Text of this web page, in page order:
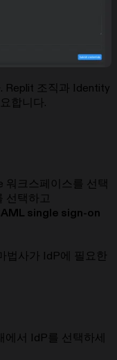
Replit 조직과 Identity
합니다.
워크스페이스를 선택
선택하고
single sign-on
법사가 IdP에 필요한
에서 IdP를 선택하세